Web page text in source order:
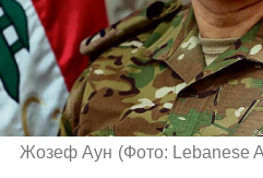
Жозеф Аун (Фото: Lebanese